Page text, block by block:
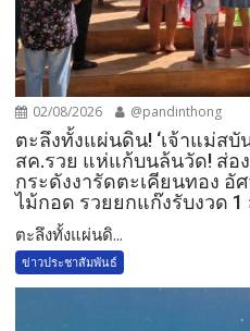
02/08/2026 @pandinthong
ตะลึงทั้งแผ่นดิน! ‘เจ้าแม่สบั
สค.รวย แห่แก้บนล้นวัด!​ ส่อ
กระดังงารัดตะเคียนทอง อั
ไม้กอด รวยยกแก๊งรับงวด 1
​ตะลึงทั้งแผ่นดิ...
ข่าวประชาสัมพันธ์